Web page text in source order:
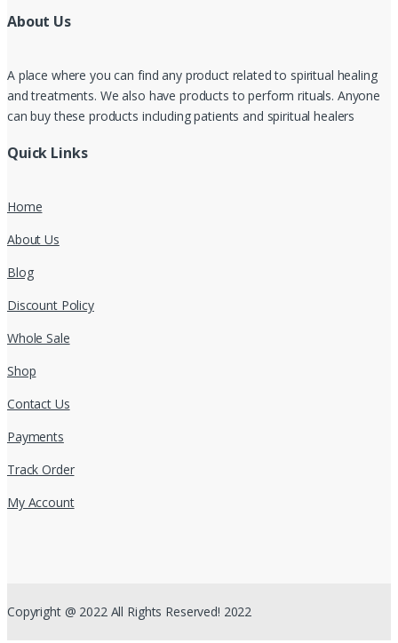
About Us
A place where you can find any product related to spiritual healing
and treatments. We also have products to perform rituals. Anyone
can buy these products including patients and spiritual healers
Quick Links
Home
About Us
Blog
Discount Policy
Whole Sale
Shop
Contact Us
Payments
Track Order
My Account
Copyright @ 2022 All Rights Reserved! 2022